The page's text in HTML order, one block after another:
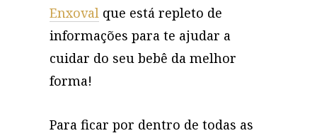
Enxoval que está repleto de
informações para te ajudar a
cuidar do seu bebê da melhor
forma!
Para ficar por dentro de todas as